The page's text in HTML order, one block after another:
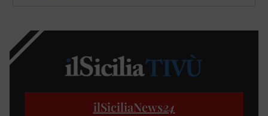
ilSiciliaNews24